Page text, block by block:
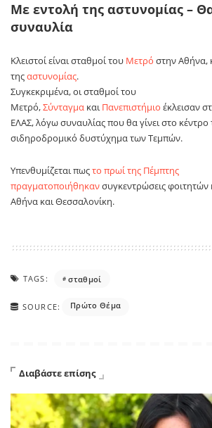
Με εντολή της αστυνομίας –
συναυλία
Κλειστοί είναι σταθμοί του Μετρό στην Αθήνα,
τηςαστυνομίας.
Συγκεκριμένα, οι σταθμοί του
Μετρό,Σύνταγμα καιΠανεπιστήμιο έκλεισαν
ΕΛΑΣ, λόγω συναυλίας που θα γίνει στο κέντρο
σιδηροδρομικό δυστύχημα των Τεμπών.
Υπενθυμίζεται πωςτο πρωί της Πέμπτης
πραγματοποιήθηκανσυγκεντρώσεις
Αθήνα και Θεσσαλονίκη.
TAGS: σταθμοί
SOURCE: Πρώτο Θέμα
Διαβάστε επίσης